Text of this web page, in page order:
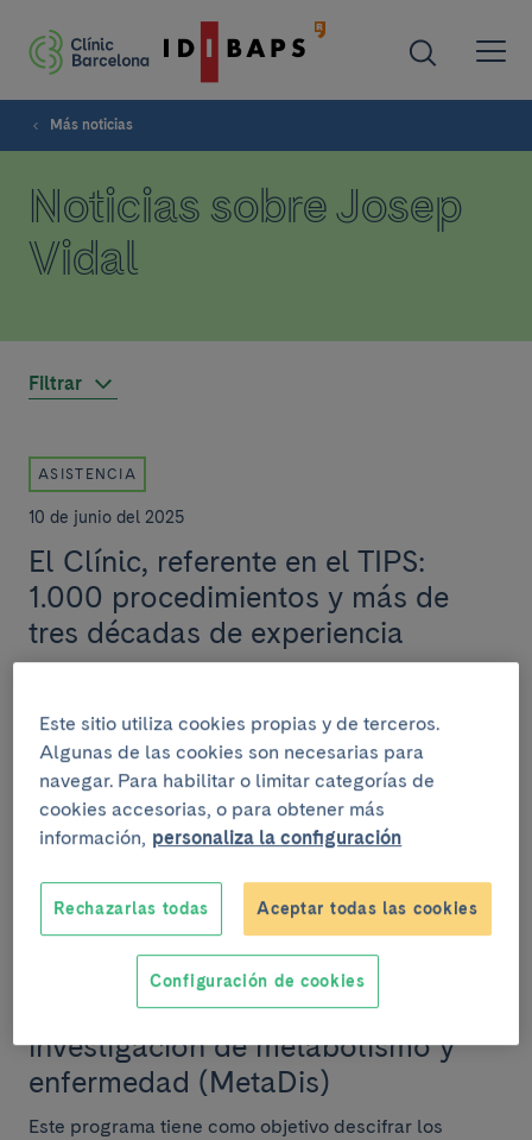
Más noticias
Noticias sobre Josep
Vidal
Filtrar
ASISTENCIA
10 de junio del 2025
El Clínic, referente en el TIPS:
1.000 procedimientos y más de
tres décadas de experiencia
consolidándose como centro de referencia
internacion...
INVESTIGACIÓN
19 de marzo del 2025
IDIBAPS celebra el kick-off
meeting del Programa de
investigación de metabolismo y
enfermedad (MetaDis)
Este programa tiene como objetivo descifrar los
Este sitio utiliza cookies propias y de terceros.
Algunas de las cookies son necesarias para
navegar. Para habilitar o limitar categorías de
cookies accesorias, o para obtener más
información, personaliza la configuración
Rechazarlas todas Aceptar todas las cookies
Configuración de cookies